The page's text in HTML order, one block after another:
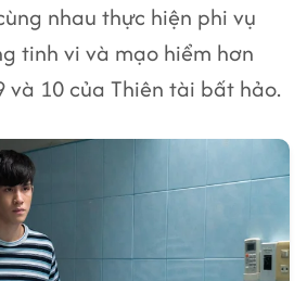
nhau thực hiện phi vụ
tinh vi và mạo hiểm hơn
và 10 của Thiên tài bất hảo.